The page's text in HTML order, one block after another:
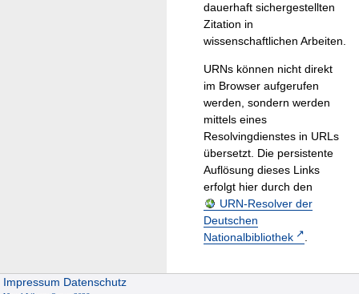
dauerhaft sichergestellten
Zitation in
wissenschaftlichen Arbeiten.
URNs können nicht direkt
im Browser aufgerufen
werden, sondern werden
mittels eines
Resolvingdienstes in URLs
übersetzt. Die persistente
Auflösung dieses Links
erfolgt hier durch den
URN-Resolver der
Deutschen
Nationalbibliothek
.
Impressum Datenschutz